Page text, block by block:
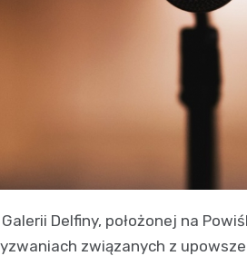
Delfiny, położonej na
związanych z